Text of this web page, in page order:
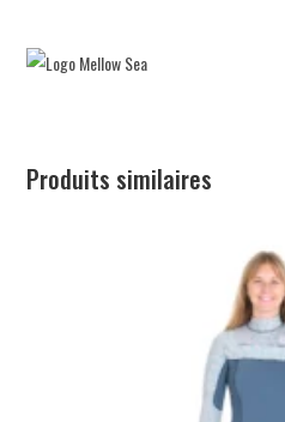
Produits similaires